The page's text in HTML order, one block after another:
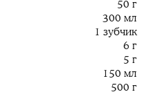
50 г
300 мл
1 зубчик
6 г
5 г
150 мл
500 г